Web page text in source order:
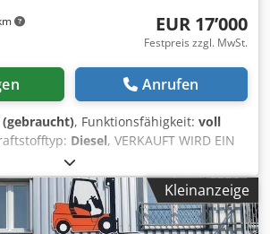
EUR 17’000
Festpreis zzgl. MwSt.
Anrufen
, Funktionsfähigkeit: voll
Diesel, VERKAUFT WIRD EIN
MARKE AUSA MIT EINEM
VON 5 M³. Cjdszrpyhepfx Adrorf
VOLLSTÄNDIG ÜBERHOLT.
Kleinanzeige